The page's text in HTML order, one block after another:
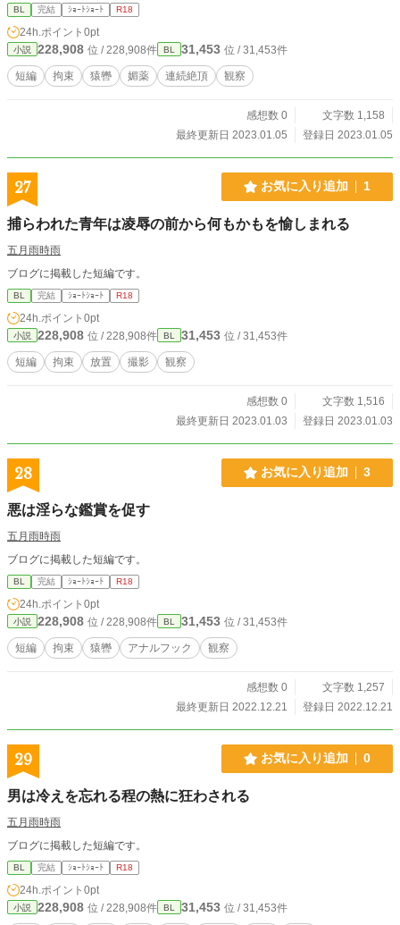
BL 完結 ｼｮｰﾄｼｮｰﾄ R18
24h.ポイント 0pt
小説 228,908 位 / 228,908件 BL 31,453 位 / 31,453件
短編 拘束 猿轡 媚薬 連続絶頂 観察
感想数 0
文字数 1,158
最終更新日 2023.01.05
登録日 2023.01.05
27 お気に入り追加 1
捕らわれた青年は凌辱の前から何もかもを愉しまれる
五月雨時雨
ブログに掲載した短編です。
BL 完結 ｼｮｰﾄｼｮｰﾄ R18
24h.ポイント 0pt
小説 228,908 位 / 228,908件 BL 31,453 位 / 31,453件
短編 拘束 放置 撮影 観察
感想数 0
文字数 1,516
最終更新日 2023.01.03
登録日 2023.01.03
28 お気に入り追加 3
悪は淫らな鑑賞を促す
五月雨時雨
ブログに掲載した短編です。
BL 完結 ｼｮｰﾄｼｮｰﾄ R18
24h.ポイント 0pt
小説 228,908 位 / 228,908件 BL 31,453 位 / 31,453件
短編 拘束 猿轡 アナルフック 観察
感想数 0
文字数 1,257
最終更新日 2022.12.21
登録日 2022.12.21
29 お気に入り追加 0
男は冷えを忘れる程の熱に狂わされる
五月雨時雨
ブログに掲載した短編です。
BL 完結 ｼｮｰﾄｼｮｰﾄ R18
24h.ポイント 0pt
小説 228,908 位 / 228,908件 BL 31,453 位 / 31,453件